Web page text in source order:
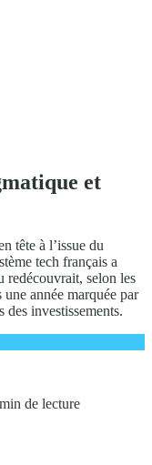
et
tête à l’issue du
tech français a
redécouvrait, selon les
année marquée par
des investissements.
de lecture